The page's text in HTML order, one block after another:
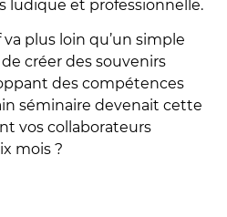
ludique et professionnelle.
plus loin qu’un simple
créer des souvenirs
des compétences
séminaire devenait cette
vos collaborateurs
mois ?